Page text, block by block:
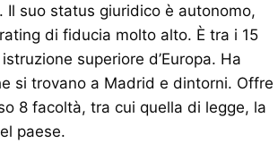
suo status giuridico è autonomo,
di fiducia molto alto. È tra i 15
superiore d’Europa. Ha
si trovano a Madrid e dintorni. Offre
8 facoltà, tra cui quella di legge, la
paese.